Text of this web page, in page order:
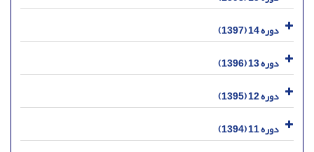
دوره 14 (1397)
دوره 13 (1396)
دوره 12 (1395)
دوره 11 (1394)